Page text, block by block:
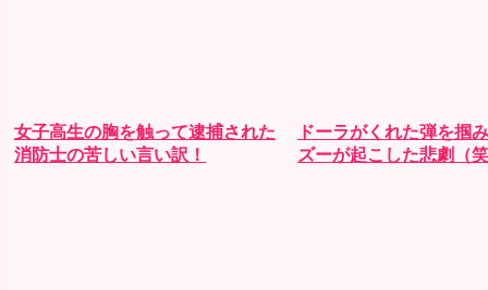
女子高生の胸を触って逮捕された
消防士の苦しい言い訳！
ドーラがくれた弾を掴
ズーが起こした悲劇（